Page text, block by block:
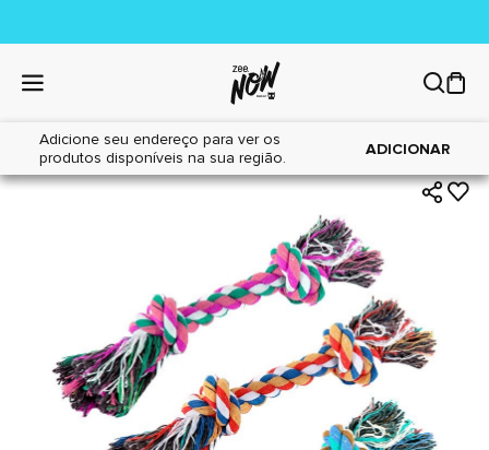
Adicione seu endereço para ver os
produtos disponíveis na sua região.
ADICIONAR
Home|Cães|Brinquedos